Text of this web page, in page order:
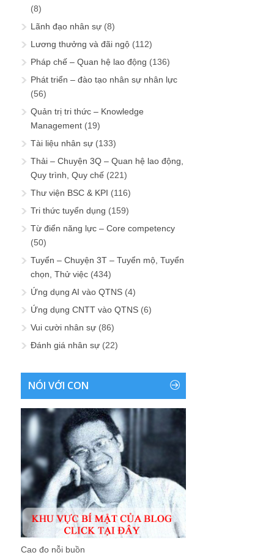
(8)
Lãnh đạo nhân sự (8)
Lương thưởng và đãi ngộ (112)
Pháp chế – Quan hệ lao động (136)
Phát triển – đào tạo nhân sự nhân lực
(56)
Quản trị tri thức – Knowledge
Management (19)
Tài liệu nhân sự (133)
Thải – Chuyện 3Q – Quan hệ lao động,
Quy trình, Quy chế (221)
Thư viện BSC & KPI (116)
Tri thức tuyển dụng (159)
Từ điển năng lực – Core competency
(50)
Tuyển – Chuyện 3T – Tuyển mộ, Tuyển
chọn, Thử việc (434)
Ứng dụng AI vào QTNS (4)
Ứng dụng CNTT vào QTNS (6)
Vui cười nhân sự (86)
Đánh giá nhân sự (22)
NÓI VỚI CON
Cao đo nỗi buồn